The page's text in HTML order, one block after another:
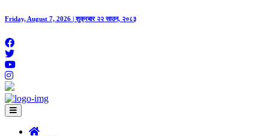
Friday, August 7, 2026 | शुक्रबार २२ साउन, २०८३